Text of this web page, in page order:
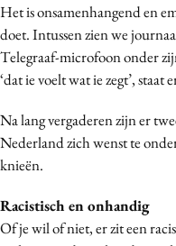
Het is onsamenhangend en
doet. Intussen zien we
Telegraaf-microfoon onder
‘dat ie voelt wat ie zegt’,
Na lang vergaderen zijn er
Nederland zich wenst te
knieën.
Racistisch en onhandig
Of je wil of niet, er zit een